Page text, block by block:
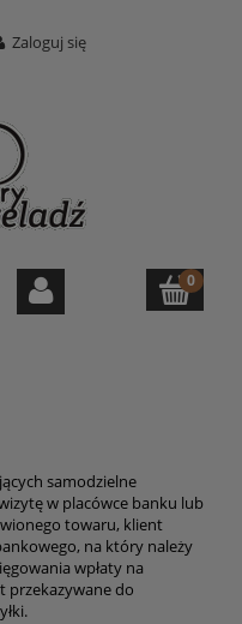
Zaloguj się
samodzielne
w placówce banku lub
towaru, klient
na który należy
wpłaty na
przekazywane do